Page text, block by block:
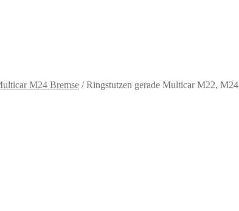
M24 Bremse /Ringstutzen gerade Multicar M22,